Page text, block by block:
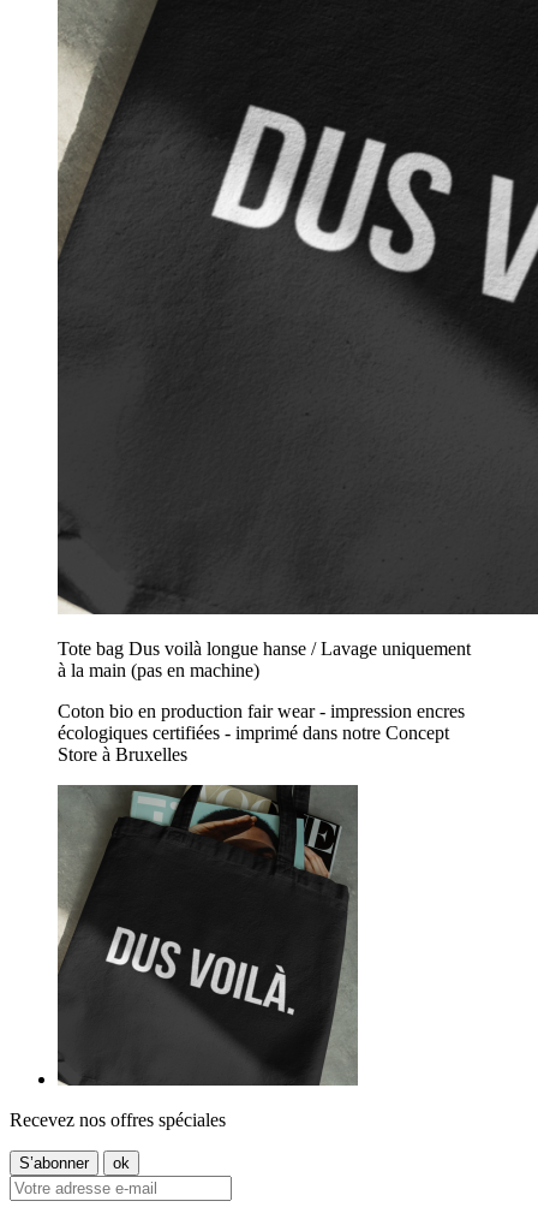
Tote bag Dus voilà longue hanse / Lavage uniquement
à la main (pas en machine)
Coton bio en production fair wear - impression encres
écologiques certifiées - imprimé dans notre Concept
Store à Bruxelles
Recevez nos offres spéciales